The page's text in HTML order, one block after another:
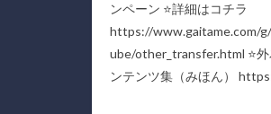
ンペーン ⭐詳細はコチラ
https://www.gaitame.com/
ube/other_transfer.html ⭐
ンテンツ集（みほん）